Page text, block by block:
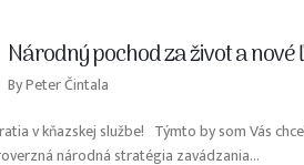
Národný pochod za život a
ByPeter Čintala
v kňazskej službe! Týmto by som Vás
národná stratégia zavádzania...